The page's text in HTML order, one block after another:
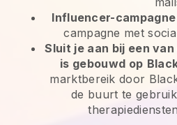
Influencer-campagne
campagne met
Sluit je aan bij een
is gebouwd op
marktbereik door
de buurt te